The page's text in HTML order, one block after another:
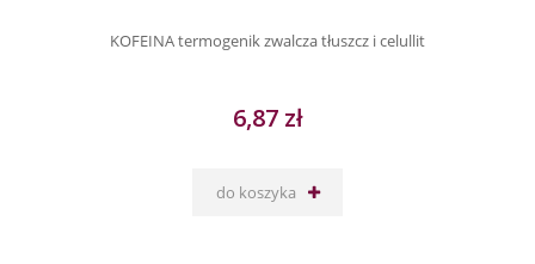
KOFEINA termogenik zwalcza tłuszcz i celullit
6,87 zł
do koszyka